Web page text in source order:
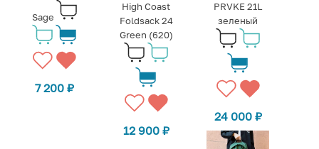
Sage
7 200₽
High Coast
Foldsack 24
Green (620)
12 900 ₽
PRVKE 21L
зеленый
24 000 ₽